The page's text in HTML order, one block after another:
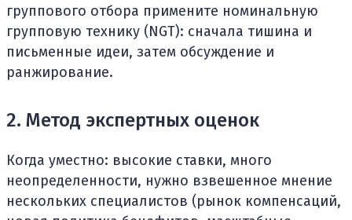
группового отбора примените номинальную
групповую технику (NGT): сначала тишина и
письменные идеи, затем обсуждение и
ранжирование.
2. Метод экспертных оценок
Когда уместно: высокие ставки, много
неопределенности, нужно взвешенное мнение
нескольких специалистов (рынок компенсаций,